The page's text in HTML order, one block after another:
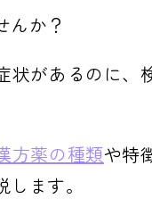
んか？
状があるのに、
方薬の種類や特
ます。